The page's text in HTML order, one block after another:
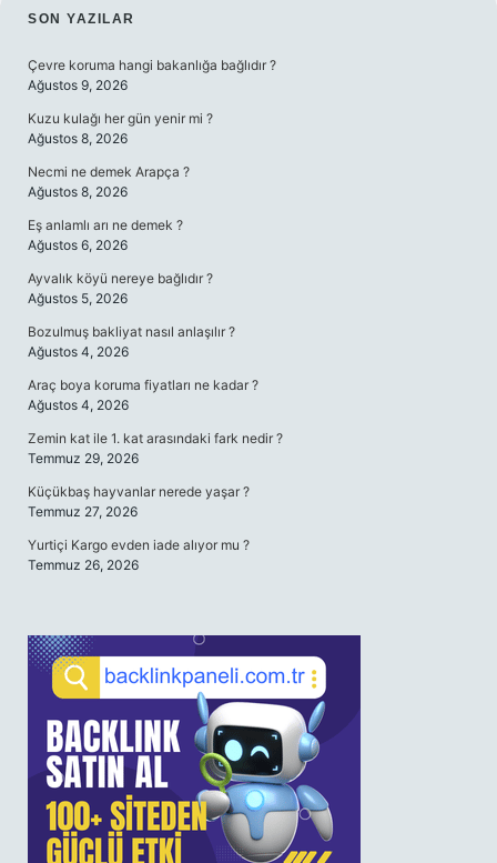
SIDEBAR
SON YAZILAR
Çevre koruma hangi bakanlığa bağlıdır ?
Ağustos 9, 2026
Kuzu kulağı her gün yenir mi ?
Ağustos 8, 2026
Necmi ne demek Arapça ?
Ağustos 8, 2026
Eş anlamlı arı ne demek ?
Ağustos 6, 2026
Ayvalık köyü nereye bağlıdır ?
Ağustos 5, 2026
Bozulmuş bakliyat nasıl anlaşılır ?
Ağustos 4, 2026
Araç boya koruma fiyatları ne kadar ?
Ağustos 4, 2026
Zemin kat ile 1. kat arasındaki fark nedir ?
Temmuz 29, 2026
Küçükbaş hayvanlar nerede yaşar ?
Temmuz 27, 2026
Yurtiçi Kargo evden iade alıyor mu ?
Temmuz 26, 2026